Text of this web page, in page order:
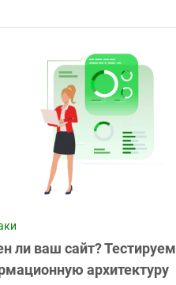
ли ваш сайт? Тестируем
архитектуру